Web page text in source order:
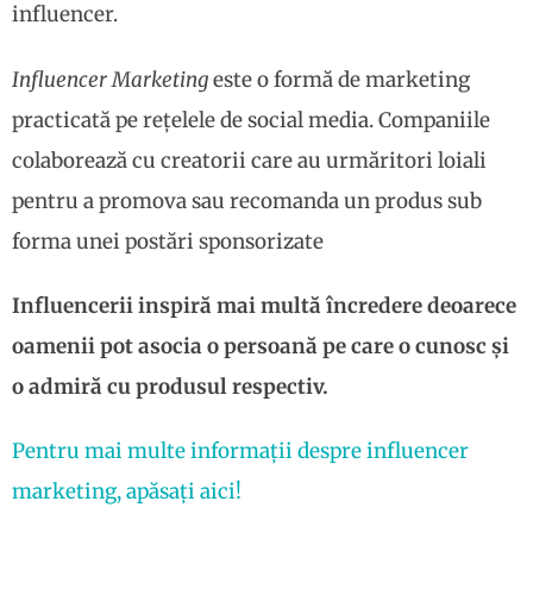
influencer.
Influencer Marketingeste o formă de marketing
practicată pe rețelele de social media. Companiile
colaborează cu creatorii care au urmăritori loiali
pentru a promova sau recomanda un produs sub
forma unei postări sponsorizate
Influenceriiinspiră mai multă încredere deoarece
oamenii pot asocia o persoană pe care o cunosc și
o admiră cu produsul respectiv.
Pentru mai multe informații despre influencer
marketing, apăsați aici!